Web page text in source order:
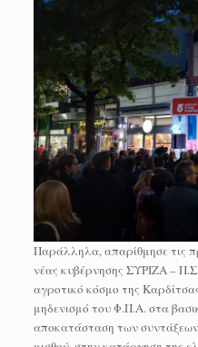
Παράλληλα, απαρίθμησε τις
νέας κυβέρνησης ΣΥΡΙΖΑ –
αγροτικό κόσμο της
μηδενισμό του Φ.Π.Α. στα
αποκατάσταση των